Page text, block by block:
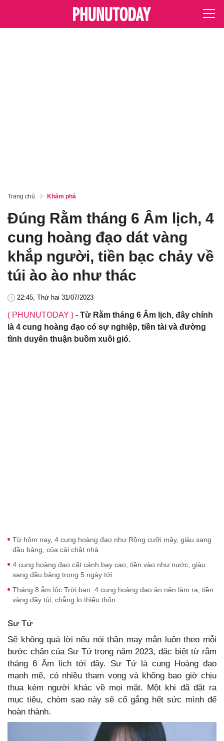
Trang chủ Khám phá
Đúng Rằm tháng 6 Âm lịch, 4
cung hoàng đạo dát vàng
khắp người, tiền bạc chảy về
túi ào ào như thác
22:45, Thứ hai 31/07/2023
( PHUNUTODAY ) - Từ Rằm tháng 6 Âm lịch, đây chính
là 4 cung hoàng đạo có sự nghiệp, tiền tài và đường
tình duyên thuận buồm xuôi gió.
Từ hôm nay, 4 cung hoàng đạo như Rồng cưỡi mây, giàu sang
đầu bảng, của cải chật nhà
4 cung hoàng đạo cất cánh bay cao, tiền vào như nước, giàu
sang đầu bảng trong 5 ngày tới
Tháng 8 ẵm lộc Trời ban: 4 cung hoàng đạo ăn nên làm ra, tiền
vàng đầy túi, chẳng lo thiếu thốn
Sư Tử
Sẽ không quá lời nếu nói thần may mắn luôn theo mỗi
bước chân của Sư Tử trong năm 2023, đặc biệt từ rằm
tháng 6 Âm lịch tới đây. Sư Tử là cung Hoàng đạo
mạnh mẽ, có nhiều tham vọng và không bao giờ chịu
thua kém người khác về mọi mặt. Một khi đã đặt ra
mục tiêu, chòm sao này sẽ cố gắng hết sức mình để
hoàn thành.